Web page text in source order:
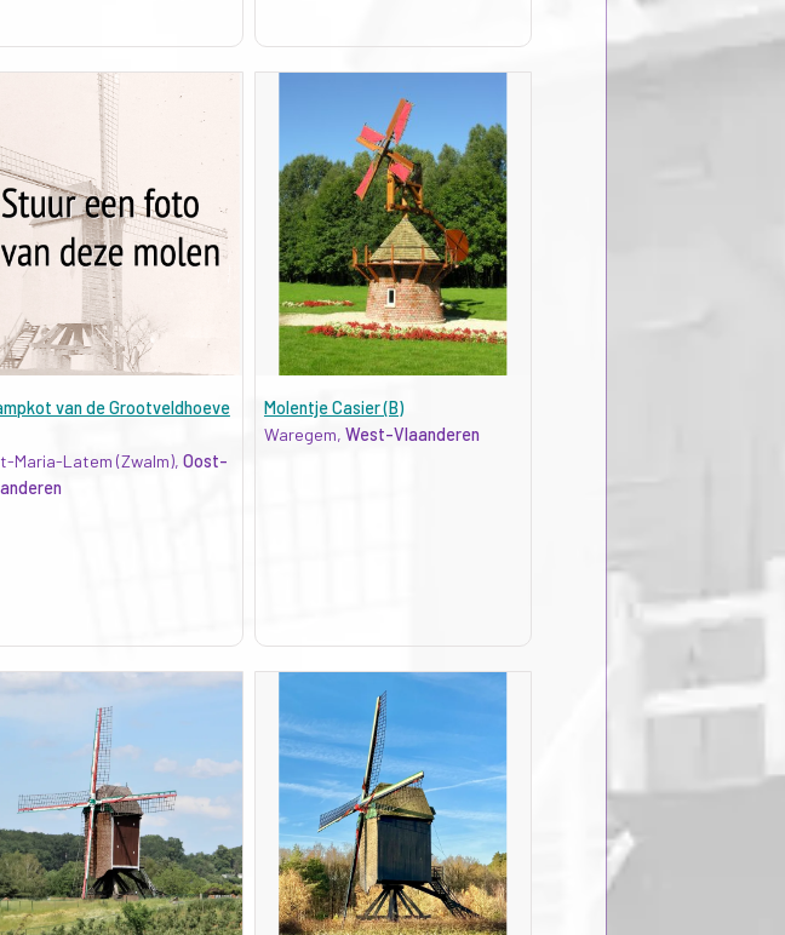
van de Grootveldhoeve
Maria-Latem (Zwalm), Oost-
Molentje Casier (B)
Waregem, West-Vlaanderen